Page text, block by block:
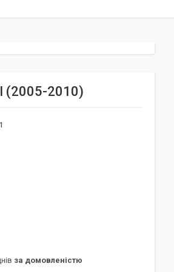
(2005-2010)
за домовленістю